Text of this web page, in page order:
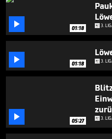
 01:18 3.
 01:18 3.
 05:27 3.